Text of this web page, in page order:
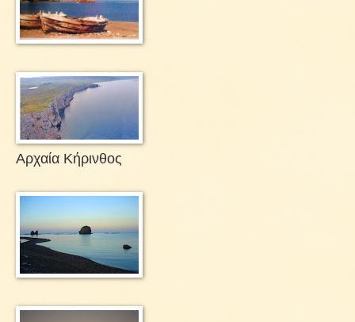
Αρχαία Κήρινθος